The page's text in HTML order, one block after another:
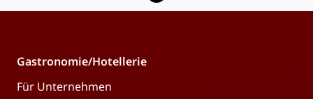
Gastronomie/Hotellerie
Für Unternehmen